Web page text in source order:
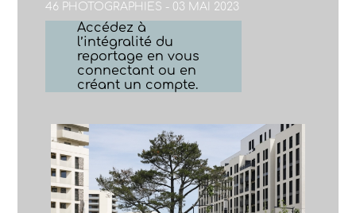
46 PHOTOGRAPHIES - 03 MAI 2023
Accédez à
l’intégralité du
reportage en vous
connectant ou en
créant un compte.